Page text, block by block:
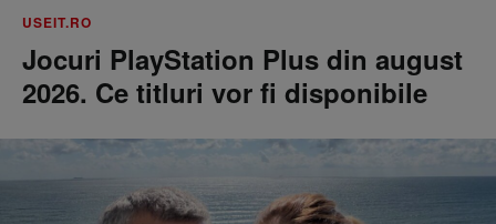
USEIT.RO
Jocuri PlayStation Plus din august
2026. Ce titluri vor fi disponibile